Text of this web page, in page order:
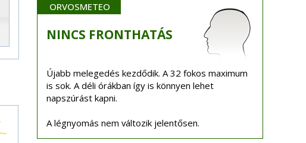
ORVOSMETEO
NINCS FRONTHATÁS
Újabb melegedés kezdődik. A 32 fokos maximum
is sok. A déli órákban így is könnyen lehet
napszúrást kapni.
A légnyomás nem változik jelentősen.